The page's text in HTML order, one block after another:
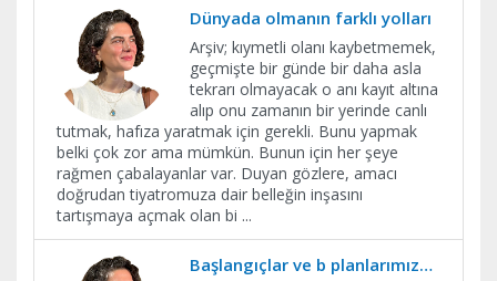
Dünyada olmanın farklı yolları
Arşiv; kıymetli olanı kaybetmemek,
geçmişte bir günde bir daha asla
tekrarı olmayacak o anı kayıt altına
alıp onu zamanın bir yerinde canlı
tutmak, hafıza yaratmak için gerekli. Bunu yapmak
belki çok zor ama mümkün. Bunun için her şeye
rağmen çabalayanlar var. Duyan gözlere, amacı
doğrudan tiyatromuza dair belleğin inşasını
tartışmaya açmak olan bi ...
Başlangıçlar ve b planlarımız…